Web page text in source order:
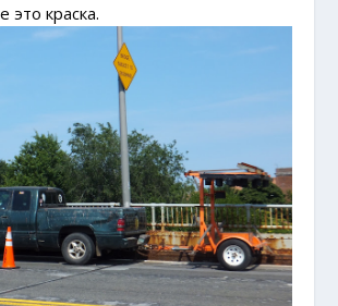
это краска.